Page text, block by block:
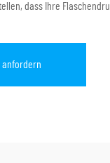
dass Ihre
anfordern